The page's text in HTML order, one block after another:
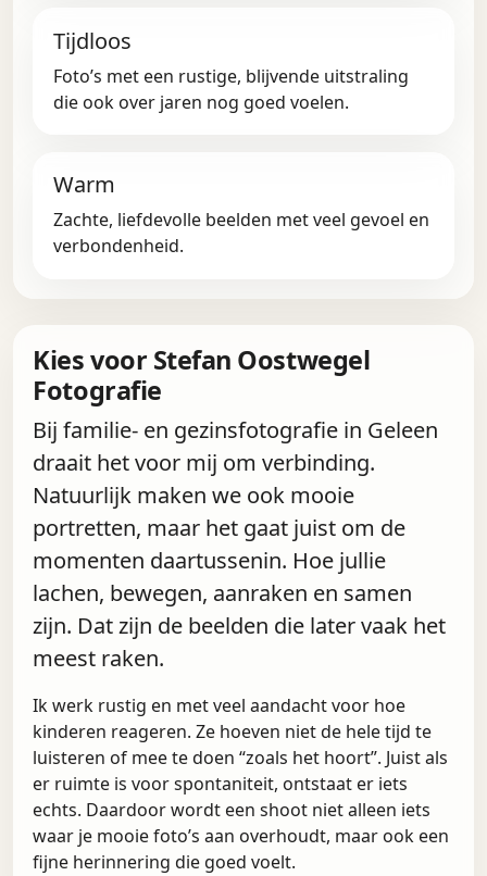
Tijdloos
Foto’s met een rustige, blijvende uitstraling
die ook over jaren nog goed voelen.
Warm
Zachte, liefdevolle beelden met veel gevoel en
verbondenheid.
Kies voor Stefan Oostwegel
Fotografie
Bij familie- en gezinsfotografie in Geleen
draait het voor mij om verbinding.
Natuurlijk maken we ook mooie
portretten, maar het gaat juist om de
momenten daartussenin. Hoe jullie
lachen, bewegen, aanraken en samen
zijn. Dat zijn de beelden die later vaak het
meest raken.
Ik werk rustig en met veel aandacht voor hoe
kinderen reageren. Ze hoeven niet de hele tijd te
luisteren of mee te doen “zoals het hoort”. Juist als
er ruimte is voor spontaniteit, ontstaat er iets
echts. Daardoor wordt een shoot niet alleen iets
waar je mooie foto’s aan overhoudt, maar ook een
fijne herinnering die goed voelt.